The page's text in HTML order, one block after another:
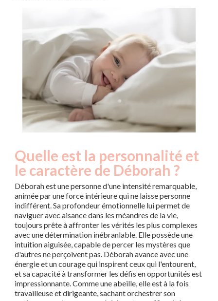
Quelle est la personnalité et
le caractère de Déborah ?
Déborah est une personne d'une intensité remarquable,
animée par une force intérieure qui ne laisse personne
indifférent. Sa profondeur émotionnelle lui permet de
naviguer avec aisance dans les méandres de la vie,
toujours prête à affronter les vérités les plus complexes
avec une détermination inébranlable. Elle possède une
intuition aiguisée, capable de percer les mystères que
d'autres ne perçoivent pas. Déborah avance avec une
énergie et un courage qui inspirent ceux qui l'entourent,
et sa capacité à transformer les défis en opportunités est
impressionnante. Comme une abeille, elle est à la fois
travailleuse et dirigeante, sachant orchestrer son